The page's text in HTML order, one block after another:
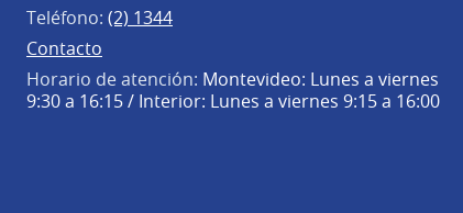
Teléfono: (2) 1344
Contacto
Horario de atención: Montevideo: Lunes a viernes
9:30 a 16:15 / Interior: Lunes a viernes 9:15 a 16:00